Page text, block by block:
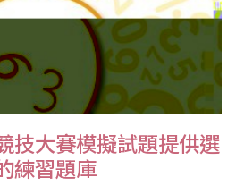
技大賽模擬試題提供選
練習題庫